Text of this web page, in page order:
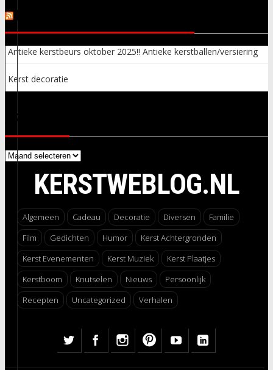
KERSTSPULLEN ADVERTENTIES
Antieke kerstbeurs oktober 2025!! Antieke kerstballen/versiering
Kerst decoratie
ARCHIEVEN
Archieven
KERSTWEBLOG.NL
Algemeen Cadeau Decoratie Diversen
Familie
Film
Gedichten Humor
Kerst Achtergronden
Kerst Evenementen
Kerst Muziek
Kerst Plaatjes
Kerstboom
Knutselen Nieuws
Persoonlijk
Recepten
Uncategorized Verhalen